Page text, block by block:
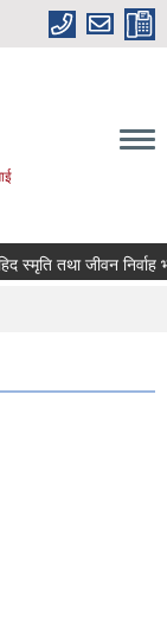
तथा जीवन निर्वाह